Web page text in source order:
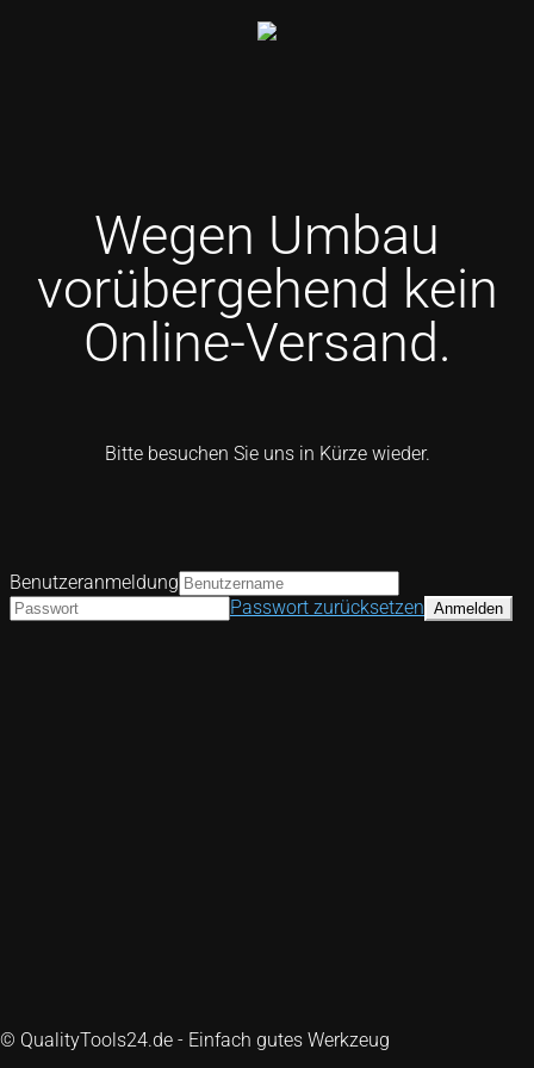
Wegen Umbau
vorübergehend kein
Online-Versand.
Bitte besuchen Sie uns in Kürze wieder.
© QualityTools24.de - Einfach gutes Werkzeug
Benutzeranmeldung
Passwort zurücksetzen